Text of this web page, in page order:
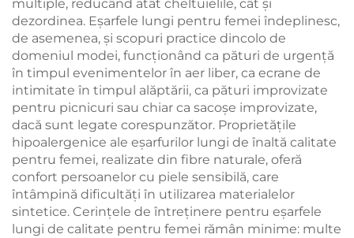
multiple, reducând atât cheltuielile, cât și
dezordinea. Eşarfele lungi pentru femei îndeplinesc,
de asemenea, și scopuri practice dincolo de
domeniul modei, funcționând ca pături de urgență
în timpul evenimentelor în aer liber, ca ecrane de
intimitate în timpul alăptării, ca pături improvizate
pentru picnicuri sau chiar ca sacoșe improvizate,
dacă sunt legate corespunzător. Proprietățile
hipoalergenice ale eşarfurilor lungi de înaltă calitate
pentru femei, realizate din fibre naturale, oferă
confort persoanelor cu piele sensibilă, care
întâmpină dificultăți în utilizarea materialelor
sintetice. Cerințele de întreținere pentru eşarfele
lungi de calitate pentru femei rămân minime: multe